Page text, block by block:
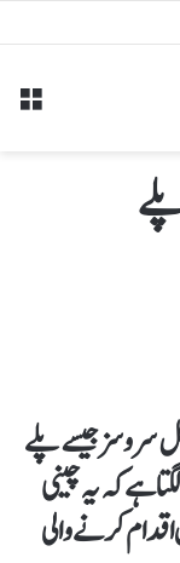
سروسز جیسے پلے
ہے کہ یہ چینی
کرنے والی